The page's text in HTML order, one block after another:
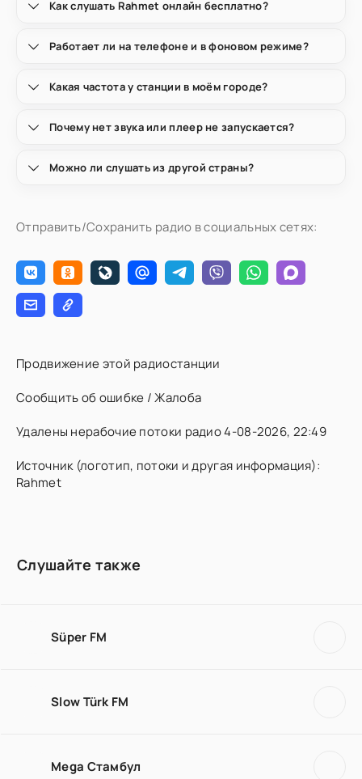
Как слушать Rahmet онлайн бесплатно?
Работает ли на телефоне и в фоновом режиме?
Какая частота у станции в моём городе?
Почему нет звука или плеер не запускается?
Можно ли слушать из другой страны?
Отправить/Сохранить радио в социальных сетях:
Продвижение этой радиостанции
Сообщить об ошибке / Жалоба
Удалены нерабочие потоки радио 4-08-2026, 22:49
Источник (логотип, потоки и другая информация):
Rahmet
Слушайте также
Süper FM
Slow Türk FM
Mega Стамбул